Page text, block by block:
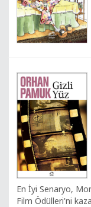
En İyi Senaryo,
Film Ödülleri'ni